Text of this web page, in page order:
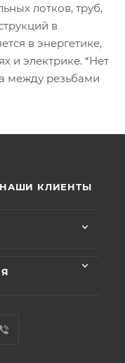
лотков, труб,
в
в энергетике,
и электрике. *Нет
между резьбами
НАШИ КЛИЕНТЫ